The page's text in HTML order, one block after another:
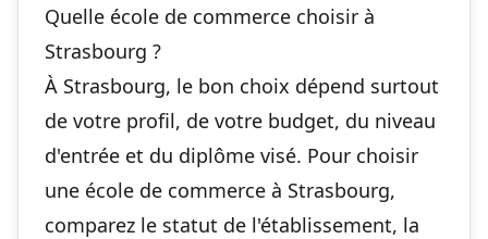
Quelle école de commerce choisir à
Strasbourg ?
À Strasbourg, le bon choix dépend surtout
de votre profil, de votre budget, du niveau
d'entrée et du diplôme visé. Pour choisir
une école de commerce à Strasbourg,
comparez le statut de l'établissement, la